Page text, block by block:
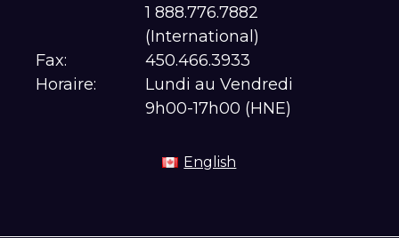
1 888.776.7882
(International)
Fax:
450.466.3933
Horaire:
Lundi au Vendredi
9h00-17h00 (HNE)
English